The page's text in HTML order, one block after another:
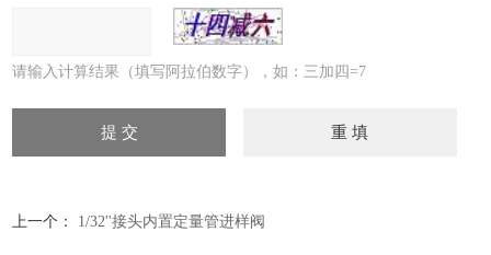
请输入计算结果（填写阿拉伯数字），如：三加四=7
上一个： 1/32''接头内置定量管进样阀